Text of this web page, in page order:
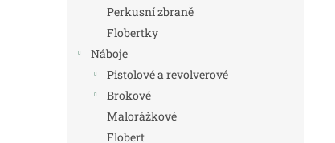
Perkusní zbraně
Flobertky
Náboje
Pistolové a revolverové
Brokové
Malorážkové
Flobert